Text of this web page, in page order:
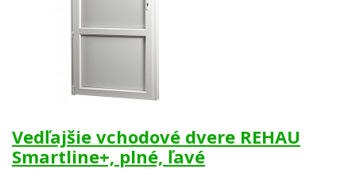
Vedľajšie vchodové dvere REHAU
Smartline+, plné, ľavé